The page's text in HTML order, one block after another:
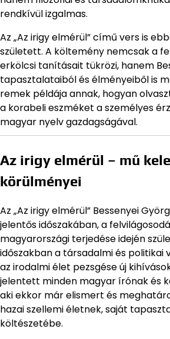
rendkívül izgalmas.
Az „Az irigy elmérül” című vers is
született. A költemény nemcsak a
erkölcsi tanításait tükrözi, hanem
tapasztalataiból és élményeiből is
remek példája annak, hogyan
a korabeli eszméket a személyes
magyar nyelv gazdagságával.
Az irigy elmérül – mű
körülményei
Az „Az irigy elmérül” Bessenyei
jelentős időszakában, a
magyarországi terjedése idején
időszakban a társadalmi és politikai
az irodalmi élet pezsgése új
jelentett minden magyar írónak és
aki ekkor már elismert és
hazai szellemi életnek, saját
költészetébe.